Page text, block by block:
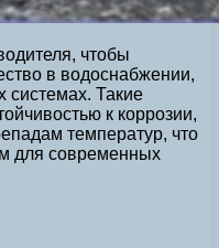
чтобы
в водоснабжении,
системах. Такие
к коррозии,
температур, что
для современных